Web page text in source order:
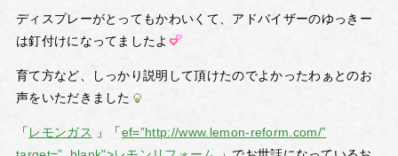
ディスプレーがとってもかわいくて、アドバイザーのゆっきー
は釘付けになってましたよ
育て方など、しっかり説明して頂けたのでよかったわぁとのお
声をいただきました
「 レモンガス 」「ef=”http://www.lemon-reform.com/”